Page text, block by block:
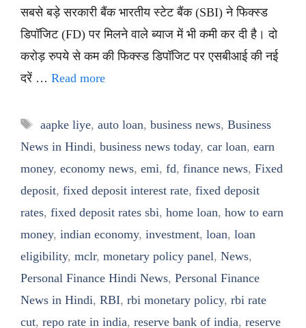
सबसे बड़े सरकारी बैंक भारतीय स्टेट बैंक (SBI) ने फिक्स्ड
डिपॉजिट (FD) पर मिलने वाले ब्याज में भी कमी कर दी है। दो
करोड़ रुपये से कम की फिक्स्ड डिपॉजिट पर एसबीआई की नई
दरें … Read more
Tags
aapke liye, auto loan, business news, Business
News in Hindi, business news today, car loan, earn
money, economy news, emi, fd, finance news, Fixed
deposit, fixed deposit interest rate, fixed deposit
rates, fixed deposit rates sbi, home loan, how to earn
money, indian economy, investment, loan, loan
eligibility, mclr, monetary policy panel, News,
Personal Finance Hindi News, Personal Finance
News in Hindi, RBI, rbi monetary policy, rbi rate
cut, repo rate in india, reserve bank of india, reserve